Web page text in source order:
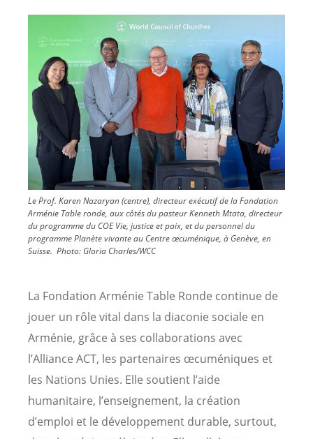
Le Prof. Karen Nazaryan (centre), directeur exécutif de la Fondation
Arménie Table ronde, aux côtés du pasteur Kenneth Mtata, directeur
du programme du COE Vie, justice et paix, et du personnel du
programme Planète vivante au Centre œcuménique, à Genève, en
Suisse. Photo: Gloria Charles/WCC
La Fondation Arménie Table Ronde continue de
jouer un rôle vital dans la diaconie sociale en
Arménie, grâce à ses collaborations avec
l’Alliance ACT, les partenaires œcuméniques et
les Nations Unies. Elle soutient l’aide
humanitaire, l’enseignement, la création
d’emploi et le développement durable, surtout,